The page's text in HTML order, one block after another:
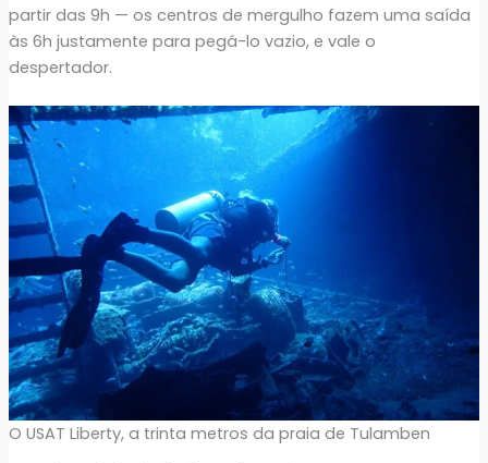
partir das 9h — os centros de mergulho fazem uma saída
às 6h justamente para pegá-lo vazio, e vale o
despertador.
O USAT Liberty, a trinta metros da praia de Tulamben